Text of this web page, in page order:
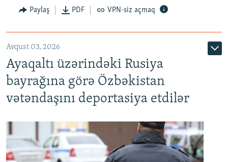
Paylaş PDF VPN-siz açmaq
Avqust 03, 2026
Ayaqaltı üzərindəki Rusiya
bayrağına görə Özbəkistan
vətəndaşını deportasiya etdilər